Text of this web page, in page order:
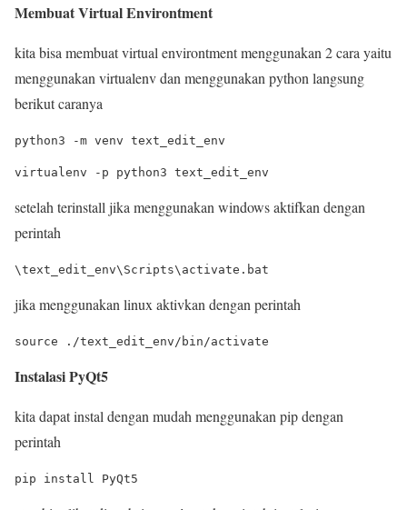
Membuat Virtual Environtment
kita bisa membuat virtual environtment menggunakan 2 cara yaitu
menggunakan virtualenv dan menggunakan python langsung
berikut caranya
setelah terinstall jika menggunakan windows aktifkan dengan
perintah
jika menggunakan linux aktivkan dengan perintah
Instalasi PyQt5
kita dapat instal dengan mudah menggunakan pip dengan
perintah